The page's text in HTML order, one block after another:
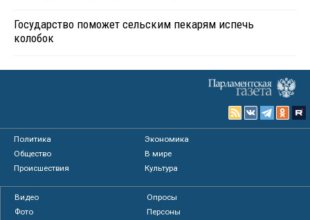
Государство поможет сельским пекарям испечь
колобок
Политика
Экономика
Общество
В мире
Происшествия
Культура
Видео
Опросы
Фото
Персоны